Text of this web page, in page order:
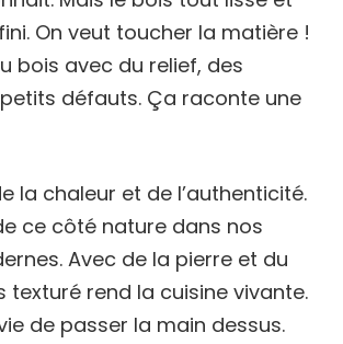
On veut toucher la matière !
bois avec du relief, des
défauts. Ça raconte une
la chaleur et de l’authenticité.
ce côté nature dans nos
Avec de la pierre et du
texturé rend la cuisine vivante.
de passer la main dessus.